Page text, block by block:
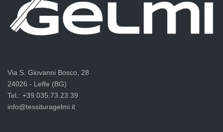
Via S. Giovanni Bosco, 28
24026 - Leffe (BG)
Tel.: +39 035.73.23.39
info@tessituragelmi.it